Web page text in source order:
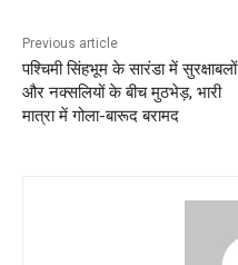
Previous article
पश्चिमी सिंहभूम के सारंडा में सुरक्षाबलों
और नक्सलियों के बीच मुठभेड़, भारी
मात्रा में गोला-बारूद बरामद